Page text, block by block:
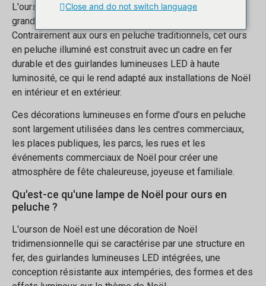
L'ourson lumineux de Noël est une décoration LED à
grande échelle conçue pour les fêtes de fin d'année.
Contrairement aux ours en peluche traditionnels, cet ours
en peluche illuminé est construit avec un cadre en fer
durable et des guirlandes lumineuses LED à haute
luminosité, ce qui le rend adapté aux installations de Noël
en intérieur et en extérieur.
Ces décorations lumineuses en forme d'ours en peluche
sont largement utilisées dans les centres commerciaux,
les places publiques, les parcs, les rues et les
événements commerciaux de Noël pour créer une
atmosphère de fête chaleureuse, joyeuse et familiale.
Qu'est-ce qu'une lampe de Noël pour ours en
peluche ?
L'ourson de Noël est une décoration de Noël
tridimensionnelle qui se caractérise par une structure en
fer, des guirlandes lumineuses LED intégrées, une
conception résistante aux intempéries, des formes et des
Close and do not switch language